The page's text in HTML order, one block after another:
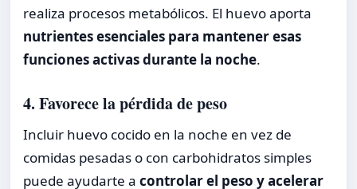
realiza procesos metabólicos. El huevo aporta
nutrientes esenciales para mantener esas
funciones activas durante la noche.
4. Favorece la pérdida de peso
Incluir huevo cocido en la noche en vez de
comidas pesadas o con carbohidratos simples
puede ayudarte a controlar el peso y acelerar